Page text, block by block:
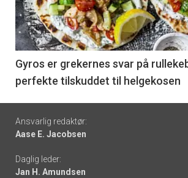
nå
-
6
Gyros er grekernes svar på
perfekte tilskuddet til helgekosen
Footer
-
links
Ansvarlig redaktør:
Aase E. Jacobsen
Daglig leder:
Jan H. Amundsen